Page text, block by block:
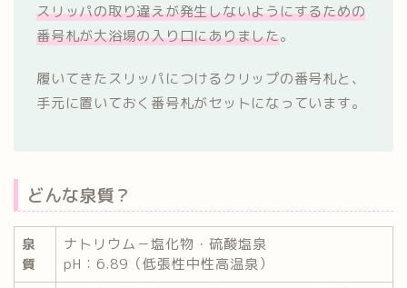
スリッパの取り違えが発生しないようにするための
番号札が大浴場の入り口にありました。
履いてきたスリッパにつけるクリップの番号札と、
手元に置いておく番号札がセットになっています。
どんな泉質？
泉
質
ナトリウム－塩化物・硫酸塩泉
pH：6.89（低張性中性高温泉）